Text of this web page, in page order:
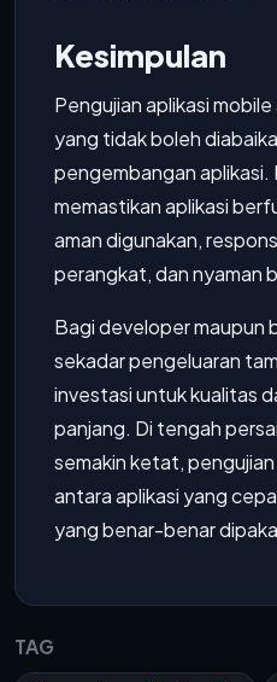
Kesimpulan
Pengujian aplikasi
yang tidak boleh
pengembangan aplikasi.
memastikan aplikasi
aman digunakan,
perangkat, dan nyaman
Bagi developer maupun
sekadar pengeluaran
investasi untuk kualitas
panjang. Di tengah
semakin ketat,
antara aplikasi yang
yang benar-benar
TAG